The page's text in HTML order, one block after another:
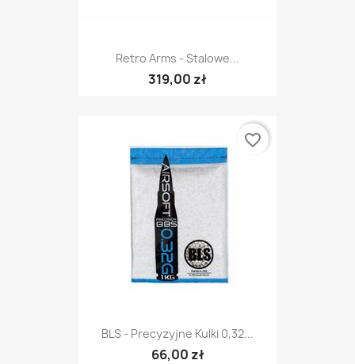
Retro Arms - Stalowe...
319,00 zł
BLS - Precyzyjne Kulki 0,32...
66,00 zł
favorite_border